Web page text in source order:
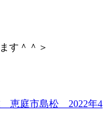
す＾＾＞